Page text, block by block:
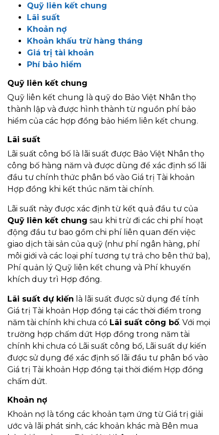
Quỹ liên kết chung
Lãi suất
Khoản nợ
Khoản khấu trừ hàng tháng
Giá trị tài khoản
Phí bảo hiểm
Quỹ liên kết chung
Quỹ liên kết chung là quỹ do Bảo Việt Nhân thọ
thành lập và được hình thành từ nguồn phí bảo
hiểm của các hợp đồng bảo hiểm liên kết chung.
Lãi suất
Lãi suất công bố là lãi suất được Bảo Việt Nhân thọ
công bố hàng năm và được dùng để xác định số lãi
đầu tư chính thức phân bổ vào Giá trị Tài khoản
Hợp đồng khi kết thúc năm tài chính.
Lãi suất này được xác định từ kết quả đầu tư của
Quỹ liên kết chung sau khi trừ đi các chi phí hoạt
động đầu tư bao gồm chi phí liên quan đến việc
giao dịch tài sản của quỹ (như phí ngân hàng, phí
môi giới và các loại phí tương tự trả cho bên thứ ba),
Phí quản lý Quỹ liên kết chung và Phí khuyến
khích duy trì Hợp đồng.
Lãi suất dự kiến là lãi suất được sử dụng để tính
Giá trị Tài khoản Hợp đồng tại các thời điểm trong
năm tài chính khi chưa có Lãi suất công bố. Với mọi
trường hợp chấm dứt Hợp đồng trong năm tài
chính khi chưa có Lãi suất công bố, Lãi suất dự kiến
được sử dụng để xác định số lãi đầu tư phân bổ vào
Giá trị Tài khoản Hợp đồng tại thời điểm Hợp đồng
chấm dứt.
Khoản nợ
Khoản nợ là tổng các khoản tạm ứng từ Giá trị giải
ước và lãi phát sinh, các khoản khác mà Bên mua